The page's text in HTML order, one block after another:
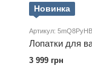
Новинка
Артикул: 5mQ8PyHB
Лопатки для
3 999 грн